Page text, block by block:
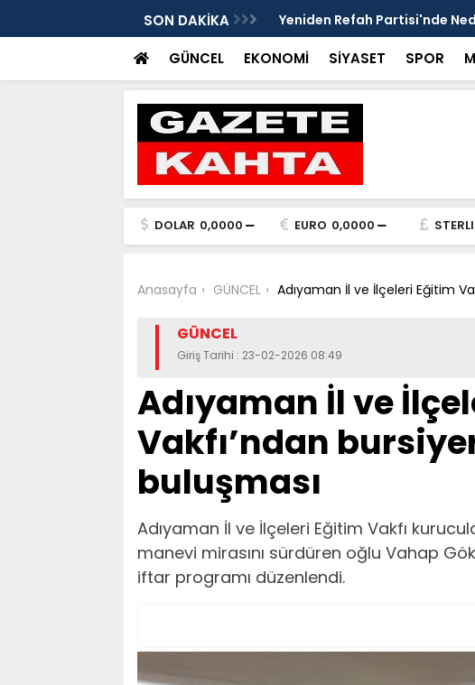
SON DAKİKA
ve mendil çocukları alarm veriyor
Yeniden Refah Partisi'nde
ders olsun'
GÜNCEL EKONOMİ SİYASET SPOR
DOLAR 0,0000 EURO 0,0000
Anasayfa GÜNCEL Adıyaman İl ve İlçeleri Eğitim
GÜNCEL
Giriş Tarihi : 23-02-2026 08:49
Adıyaman İl ve
Vakfı’ndan
buluşması
Adıyaman İl ve İlçeleri Eğitim Vakfı
manevi mirasını sürdüren oğlu Vahap
iftar programı düzenlendi.